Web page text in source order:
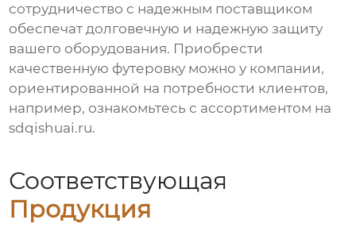
сотрудничество с надежным поставщиком
обеспечат долговечную и надежную защиту
вашего оборудования. Приобрести
качественную футеровку можно у компании,
ориентированной на потребности клиентов,
например, ознакомьтесь с ассортиментом на
sdqishuai.ru.
Соответствующая
Продукция